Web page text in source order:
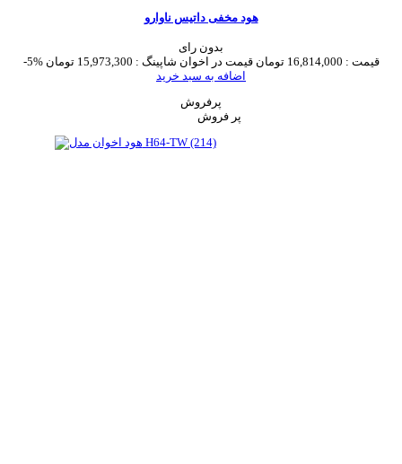
هود مخفی داتیس ناوارو
بدون رای
-5%
قیمت : 16,814,000 تومان قیمت در اخوان شاپینگ : 15,973,300 تومان
اضافه به سبد خرید
پرفروش